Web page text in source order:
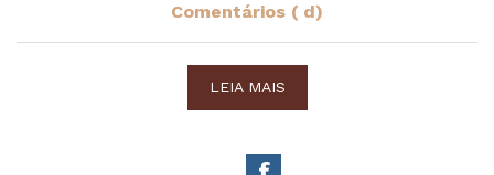
Comentários ( d)
LEIA MAIS